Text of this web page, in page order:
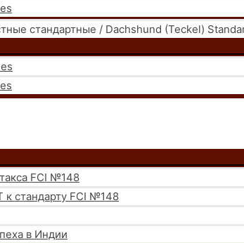
стандартные / Dachshund (Teckel)
FCI №148
к стандарту FCI №148
в Индии